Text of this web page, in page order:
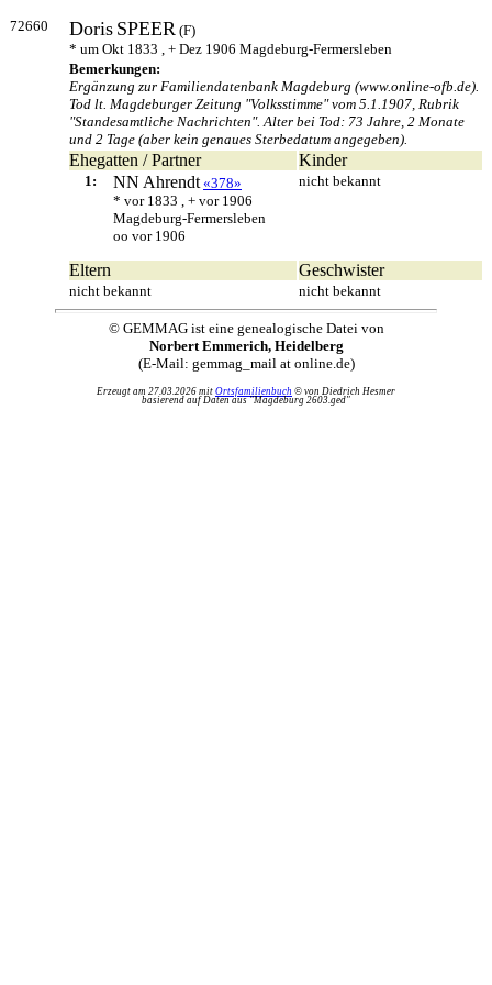
72660 Doris SPEER (F)
* um Okt 1833 , + Dez 1906 Magdeburg-Fermersleben
Bemerkungen:
Ergänzung zur Familiendatenbank Magdeburg (www.online-ofb.de).
Tod lt. Magdeburger Zeitung "Volksstimme" vom 5.1.1907, Rubrik
"Standesamtliche Nachrichten". Alter bei Tod: 73 Jahre, 2 Monate
und 2 Tage (aber kein genaues Sterbedatum angegeben).
Ehegatten / Partner Kinder
1: NN Ahrendt «378»
* vor 1833 , + vor 1906
Magdeburg-Fermersleben
oo vor 1906
nicht bekannt
Eltern Geschwister
nicht bekannt nicht bekannt
© GEMMAG ist eine genealogische Datei von
Norbert Emmerich, Heidelberg
(E-Mail: gemmag_mail at online.de)
Erzeugt am 27.03.2026 mit Ortsfamilienbuch © von Diedrich Hesmer
basierend auf Daten aus "Magdeburg 2603.ged"